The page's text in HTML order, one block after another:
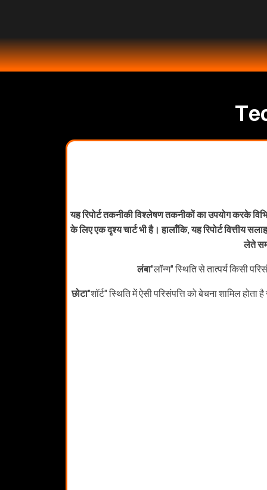
यह रिपोर्ट तकनीकी विश्लेषण तकनीकों का उपयोग करके
के लिए एक दृश्य चार्ट भी है। हालाँकि, यह रिपोर्ट वित्तीय
लेते
लंबा"लॉन्ग" स्थिति से तात्पर्य किसी
छोटा"शॉर्ट" स्थिति में ऐसी परिसंपत्ति को बेचना शामिल